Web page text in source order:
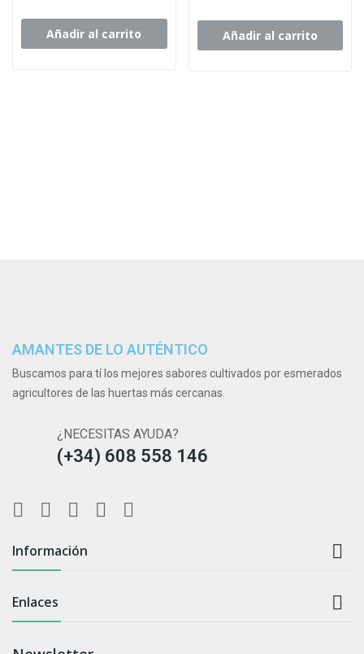
Añadir al carrito Añadir al carrito
AMANTES DE LO AUTÉNTICO
Buscamos para tí los mejores sabores cultivados por esmerados
agricultores de las huertas más cercanas.
¿NECESITAS AYUDA?
(+34) 608 558 146
Información 
Enlaces 